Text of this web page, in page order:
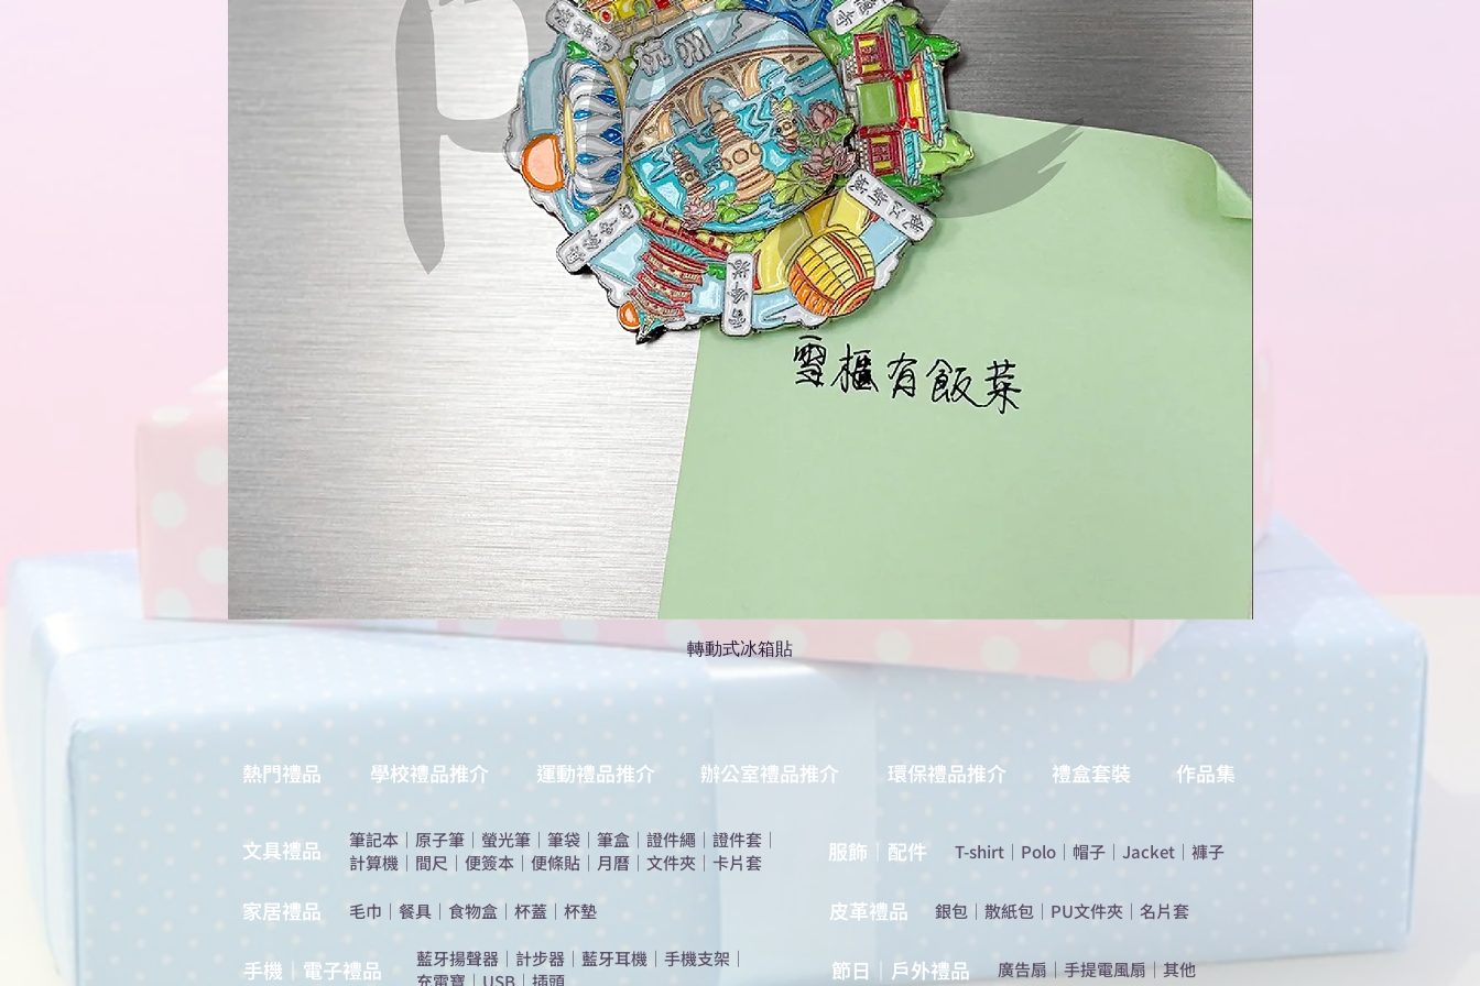
轉動式冰箱貼
熱門禮品 學校禮品推介 運動禮品推介 辦公室禮品推介 環保禮品推介 禮盒套裝 作品集
​文具禮品 筆記本 ｜ 原子筆 ｜ 螢光筆 ｜ 筆袋 ｜ 筆盒 ｜ 證件繩 ｜ 證件套 ｜
計算機 ｜ 間尺 ｜ 便簽本 ｜ 便條貼 ｜ 月曆 ｜ 文件夾 ｜ 卡片套
​家居禮品 ​毛巾 ｜ 餐具 ｜ 食物盒 ｜ 杯蓋 ｜ 杯墊
手機｜電子禮品 ​藍牙揚聲器 ｜ 計步器 ｜ 藍牙耳機 ｜ 手機支架 ｜
充電寶 ｜ USB ｜ 插頭
服飾｜配件 T-shirt ｜ Polo ｜ 帽子 ｜ Jacket ｜ 褲子
​皮革禮品 ​銀包 ｜ 散紙包 ｜ PU文件夾 ｜ 名片套
節日｜戶外禮品 ​廣告扇 ｜ 手提電風扇 ｜ 其他